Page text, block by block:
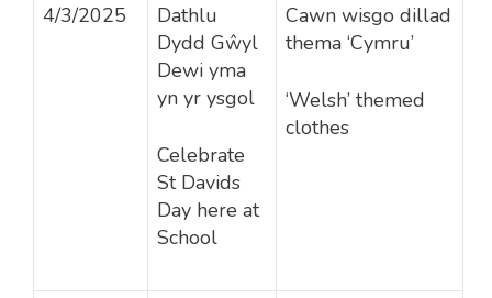
4/3/2025
Dathlu
Dydd Gŵyl
Dewi yma
yn yr ysgol
Celebrate
St Davids
Day here at
School
Cawn wisgo dillad
thema ‘Cymru’
‘Welsh’ themed
clothes